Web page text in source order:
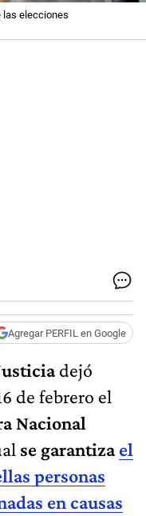
las elecciones
Agregar PERFIL en Google
dejó
de febrero el
Nacional
se garantizael
personas
en causas